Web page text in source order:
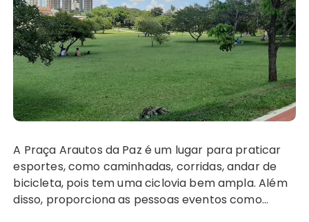
A Praça Arautos da Paz é um lugar para praticar
esportes, como caminhadas, corridas, andar de
bicicleta, pois tem uma ciclovia bem ampla. Além
disso, proporciona as pessoas eventos como…